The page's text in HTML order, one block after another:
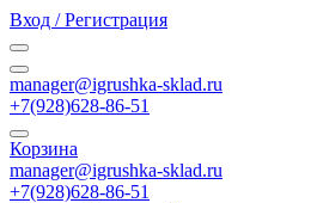
Вход / Регистрация
manager@igrushka-sklad.ru
+7(928)628-86-51
Корзина
manager@igrushka-sklad.ru
+7(928)628-86-51